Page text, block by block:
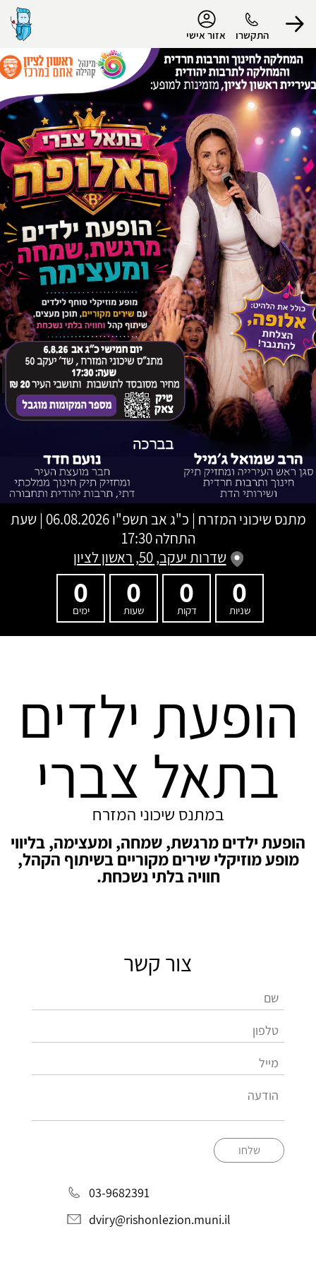
התקשרו אזור אישי
הפרופיל שלי
התנתק
מתנס שיכוני המזרח | כ"ג אב תשפ"ו
06.08.2026 | שעת
התחלה 17:30
שדרות יעקב, 50, ראשון לציון
0
שניות
0
דקות
0
שעות
0
ימים
הופעת ילדים
בתאל צברי
במתנס שיכוני המזרח
הופעת ילדים מרגשת, שמחה, ומעצימה, בליווי
מופע מוזיקלי שירים מקוריים בשיתוף הקהל,
חוויה בלתי נשכחת.
צור קשר
שלחו
03-9682391
dviry@rishonlezion.muni.il